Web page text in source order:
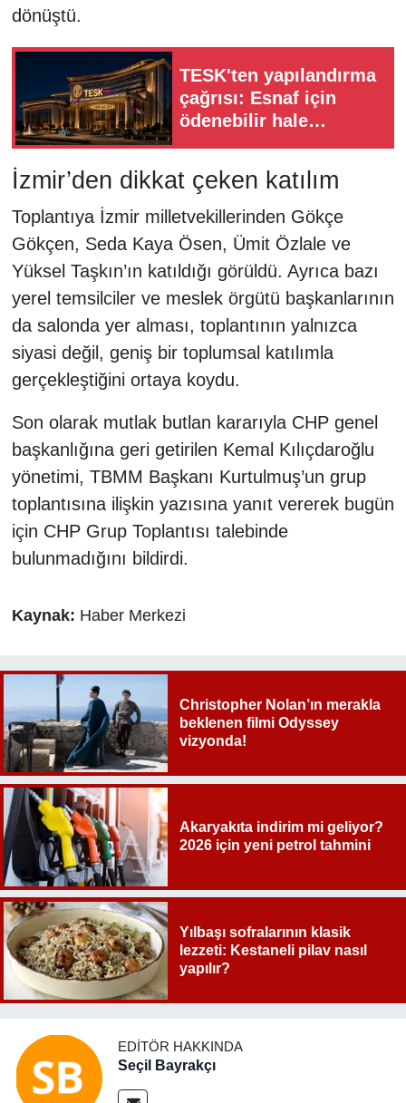
dönüştü.
TESK'ten yapılandırma
çağrısı: Esnaf için
ödenebilir hale
İzmir’den dikkat çeken katılım
Toplantıya İzmir milletvekillerinden Gökçe
Gökçen, Seda Kaya Ösen, Ümit Özlale ve
Yüksel Taşkın’ın katıldığı görüldü. Ayrıca bazı
yerel temsilciler ve meslek örgütü başkanlarının
da salonda yer alması, toplantının yalnızca
siyasi değil, geniş bir toplumsal katılımla
gerçekleştiğini ortaya koydu.
Son olarak mutlak butlan kararıyla CHP genel
başkanlığına geri getirilen Kemal Kılıçdaroğlu
yönetimi, TBMM Başkanı Kurtulmuş’un grup
toplantısına ilişkin yazısına yanıt vererek bugün
için CHP Grup Toplantısı talebinde
bulunmadığını bildirdi.
Kaynak: Haber Merkezi
Christopher Nolan’ın merakla
beklenen filmi Odyssey
vizyonda!
Akaryakıta indirim mi geliyor?
2026 için yeni petrol tahmini
Yılbaşı sofralarının klasik
lezzeti: Kestaneli pilav nasıl
yapılır?
EDITÖR HAKKINDA
Seçil Bayrakçı